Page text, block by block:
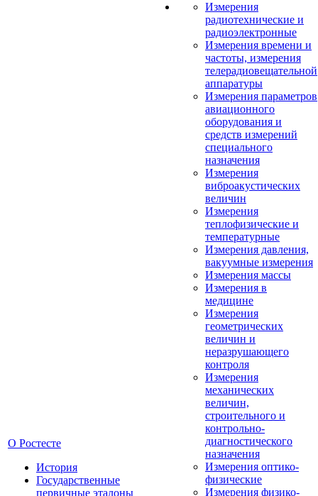
О Ростесте
История
Государственные
первичные эталоны
Измерения
радиотехнические и
радиоэлектронные
Измерения времени и
частоты, измерения
телерадиовещательной
аппаратуры
Измерения параметров
авиационного
оборудования и
средств измерений
специального
назначения
Измерения
виброакустических
величин
Измерения
теплофизические и
температурные
Измерения давления,
вакуумные измерения
Измерения массы
Измерения в
медицине
Измерения
геометрических
величин и
неразрушающего
контроля
Измерения
механических
величин,
строительного и
контрольно-
диагностического
назначения
Измерения оптико-
физические
Измерения физико-